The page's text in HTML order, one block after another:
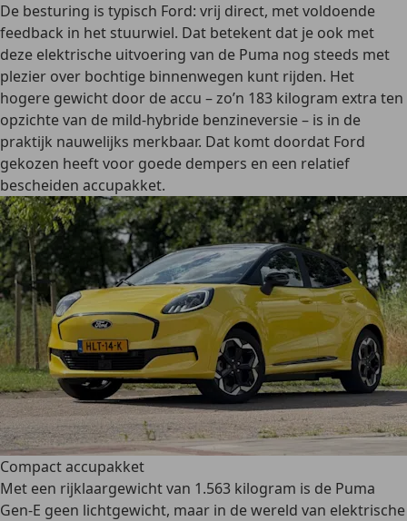
De besturing is typisch Ford: vrij direct, met voldoende
feedback in het stuurwiel. Dat betekent dat je ook met
deze elektrische uitvoering van de Puma nog steeds met
plezier over bochtige binnenwegen kunt rijden. Het
hogere gewicht door de accu – zo’n 183 kilogram extra ten
opzichte van de mild-hybride benzineversie – is in de
praktijk nauwelijks merkbaar. Dat komt doordat Ford
gekozen heeft voor goede dempers en een relatief
bescheiden accupakket.
Compact accupakket
Met een rijklaargewicht van 1.563 kilogram is de Puma
Gen-E geen lichtgewicht, maar in de wereld van elektrische